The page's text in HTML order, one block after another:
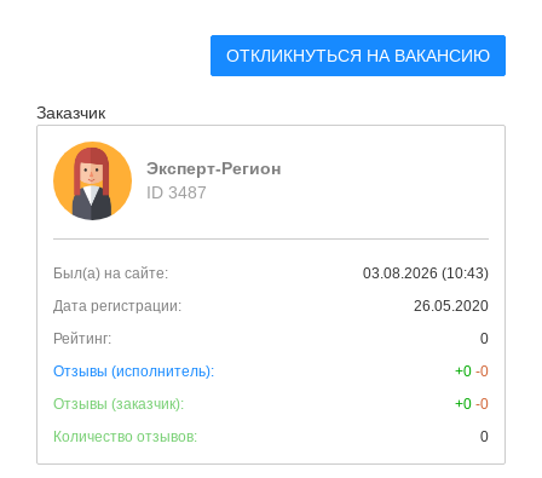
ОТКЛИКНУТЬСЯ НА ВАКАНСИЮ
Заказчик
Эксперт-Регион
ID 3487
Был(а) на сайте:
03.08.2026 (10:43)
Дата регистрации:
26.05.2020
Рейтинг:
0
Отзывы (исполнитель):
+0 -0
Отзывы (заказчик):
+0 -0
Количество отзывов:
0